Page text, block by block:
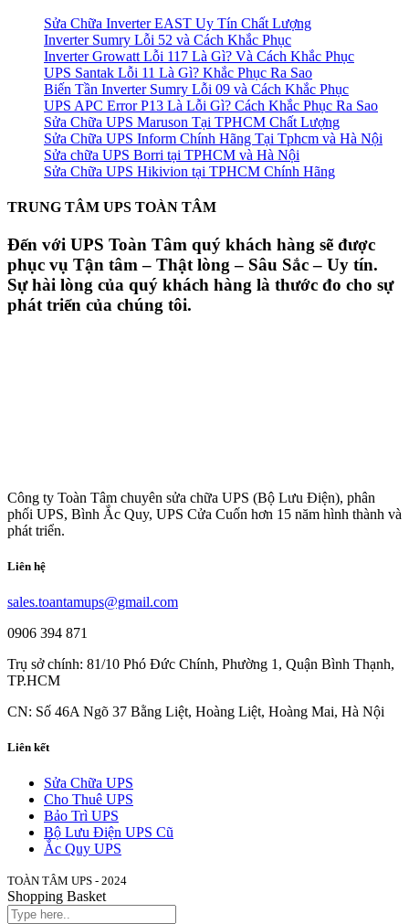
Sửa Chữa Inverter EAST Uy Tín Chất Lượng
Inverter Sumry Lỗi 52 và Cách Khắc Phục
Inverter Growatt Lỗi 117 Là Gì? Và Cách Khắc Phục
UPS Santak Lỗi 11 Là Gì? Khắc Phục Ra Sao
Biến Tần Inverter Sumry Lỗi 09 và Cách Khắc Phục
UPS APC Error P13 Là Lỗi Gì? Cách Khắc Phục Ra Sao
Sửa Chữa UPS Maruson Tại TPHCM Chất Lượng
Sửa Chữa UPS Inform Chính Hãng Tại Tphcm và Hà Nội
Sửa chữa UPS Borri tại TPHCM và Hà Nội
Sửa Chữa UPS Hikivion tại TPHCM Chính Hãng
TRUNG TÂM UPS TOÀN TÂM
Đến với UPS Toàn Tâm quý khách hàng sẽ được
phục vụ Tận tâm – Thật lòng – Sâu Sắc – Uy tín.
Sự hài lòng của quý khách hàng là thước đo cho sự
phát triển của chúng tôi.
Công ty Toàn Tâm chuyên sửa chữa UPS (Bộ Lưu Điện), phân
phối UPS, Bình Ắc Quy, UPS Cửa Cuốn hơn 15 năm hình thành và
phát triển.
Liên hệ
sales.toantamups@gmail.com
0906 394 871
Trụ sở chính: 81/10 Phó Đức Chính, Phường 1, Quận Bình Thạnh,
TP.HCM
CN: Số 46A Ngõ 37 Bằng Liệt, Hoàng Liệt, Hoàng Mai, Hà Nội
Liên kết
Sửa Chữa UPS
Cho Thuê UPS
Bảo Trì UPS
Bộ Lưu Điện UPS Cũ
Ắc Quy UPS
TOÀN TÂM UPS - 2024
Shopping Basket